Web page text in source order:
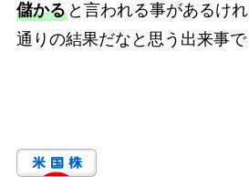
儲かると言われる事があるけ
通りの結果だなと思う出来事で